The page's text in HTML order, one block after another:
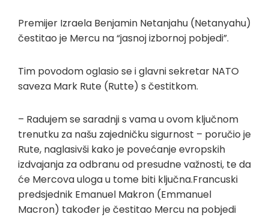
Premijer Izraela Benjamin Netanjahu (Netanyahu)
čestitao je Mercu na “jasnoj izbornoj pobjedi”.
Tim povodom oglasio se i glavni sekretar NATO
saveza Mark Rute (Rutte) s čestitkom.
– Radujem se saradnji s vama u ovom ključnom
trenutku za našu zajedničku sigurnost – poručio je
Rute, naglasivši kako je povećanje evropskih
izdvajanja za odbranu od presudne važnosti, te da
će Mercova uloga u tome biti ključna.Francuski
predsjednik Emanuel Makron (Emmanuel
Macron) također je čestitao Mercu na pobjedi